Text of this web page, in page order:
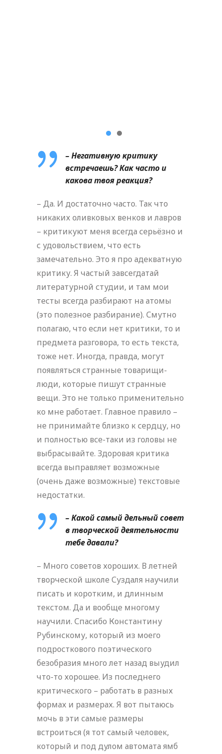
– Негативную критику
встречаешь? Как часто и
какова твоя реакция?
– Да. И достаточно часто. Так что
никаких оливковых венков и лавров
– критикуют меня всегда серьёзно и
с удовольствием, что есть
замечательно. Это я про адекватную
критику. Я частый завсегдатай
литературной студии, и там мои
тесты всегда разбирают на атомы
(это полезное разбирание). Смутно
полагаю, что если нет критики, то и
предмета разговора, то есть текста,
тоже нет. Иногда, правда, могут
появляться странные товарищи-
люди, которые пишут странные
вещи. Это не только применительно
ко мне работает. Главное правило –
не принимайте близко к сердцу, но
и полностью все-таки из головы не
выбрасывайте. Здоровая критика
всегда выправляет возможные
(очень даже возможные) текстовые
недостатки.
– Какой самый дельный совет
в творческой деятельности
тебе давали?
– Много советов хороших. В летней
творческой школе Суздаля научили
писать и коротким, и длинным
текстом. Да и вообще многому
научили. Спасибо Константину
Рубинскому, который из моего
подросткового поэтического
безобразия много лет назад выудил
что-то хорошее. Из последнего
критического – работать в разных
формах и размерах. Я вот пытаюсь
мочь в эти самые размеры
встроиться (я тот самый человек,
который и под дулом автомата ямб